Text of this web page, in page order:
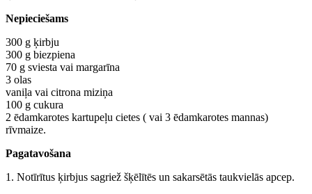
Nepieciešams
300 g ķirbju
300 g biezpiena
70 g sviesta vai margarīna
3 olas
vaniļa vai citrona miziņa
100 g cukura
2 ēdamkarotes kartupeļu cietes ( vai 3 ēdamkarotes mannas)
rīvmaize.
Pagatavošana
1. Notīrītus ķirbjus sagriež šķēlītēs un sakarsētās taukvielās apcep.